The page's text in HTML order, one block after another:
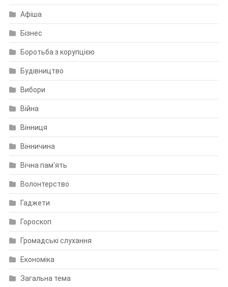
Афіша
Бізнес
Боротьба з корупцією
Будівництво
Вибори
Війна
Вінниця
Вінничина
Вічна пам'ять
Волонтерство
Гаджети
Гороскоп
Громадські слухання
Економіка
Загальна тема